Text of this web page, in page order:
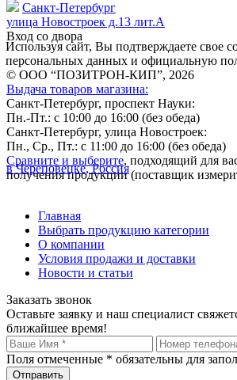
Санкт-Петербург
улица Новостроек д.13 лит.А
Вход со двора
Используя сайт, Вы подтверждаете свое
персональных данных и официальную
© ООО “ПОЗИТРОН-КИП”, 2026
Выдача товаров магазина:
Санкт-Петербург, проспект Науки:
Пн.-Пт.: с 10:00 до 16:00 (без обеда)
Санкт-Петербург, улица Новостроек:
Пн., Ср., Пт.: с 11:00 до 16:00 (без обеда)
Сравните и выберите, подходящий для
получения продукции (поставщик
в Череповецке, Россия
Главная
Выбрать продукцию категории
О компании
Условия продажи и доставки
Новости и статьи
Заказать звонок
Оставьте заявку и наш специалист
ближайшее время!
Поля отмеченные * обязательны для